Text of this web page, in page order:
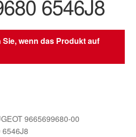
6546J8
wenn das Produkt auf
9665699680-00